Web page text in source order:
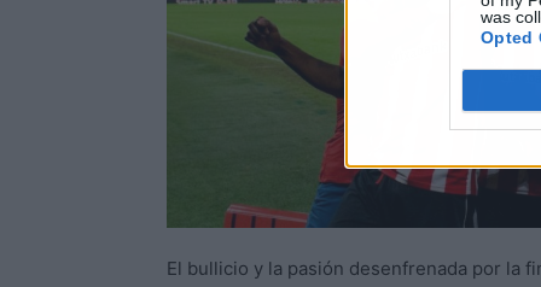
was
Opted
El bullicio y la pasión desenfrenada por la